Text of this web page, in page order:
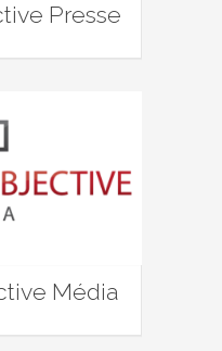
Presse
Média